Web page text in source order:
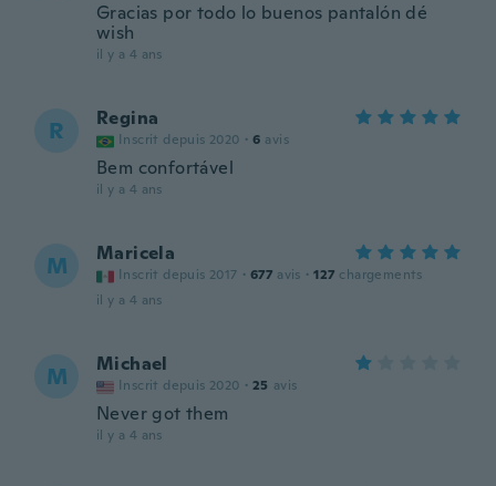
Gracias por todo lo buenos pantalón dé
wish
il y a 4 ans
R Regina
Inscrit depuis 2020 · 6 avis
Bem confortável
il y a 4 ans
M Maricela
Inscrit depuis 2017 · 677 avis · 127 chargements
il y a 4 ans
M Michael
Inscrit depuis 2020 · 25 avis
Never got them
il y a 4 ans